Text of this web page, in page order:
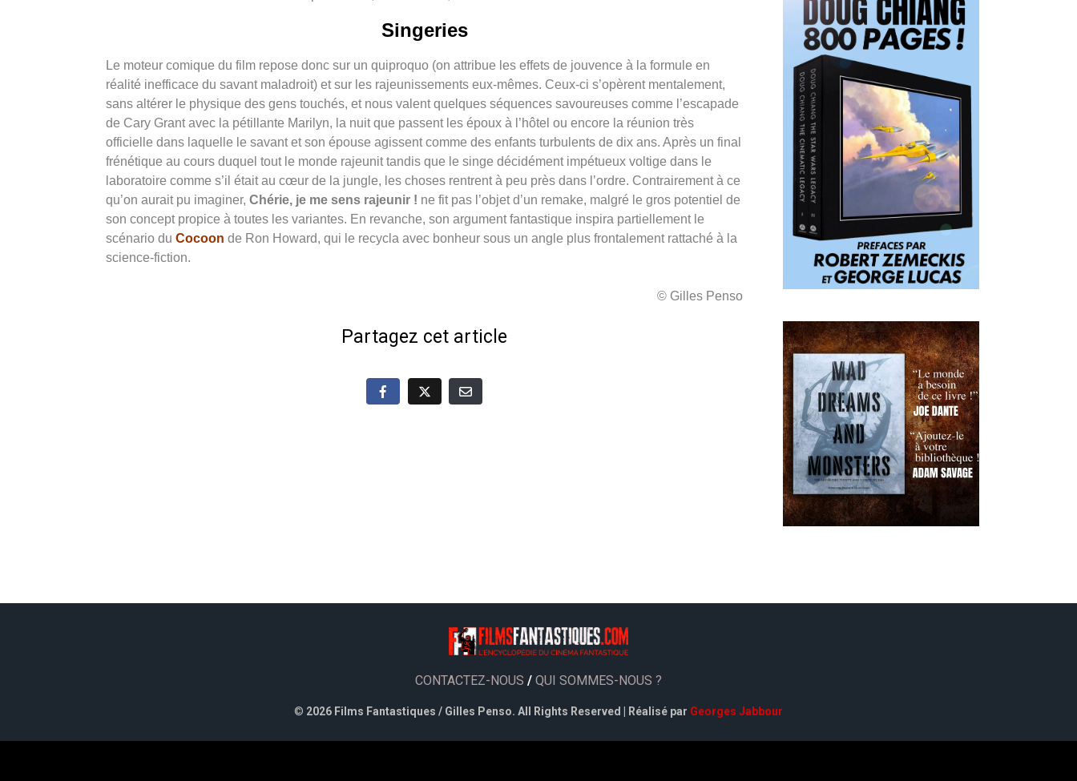
Singeries
Le moteur comique du film repose donc sur un quiproquo (on attribue les effets de jouvence à la formule en
réalité inefficace du savant maladroit) et sur les rajeunissements eux-mêmes. Ceux-ci s’opèrent mentalement,
sans altérer le physique des gens touchés, et nous valent quelques séquences savoureuses comme l’escapade
de Cary Grant avec la pétillante Marilyn, la nuit que passent les époux à l’hôtel ou encore la réunion très
officielle dans laquelle le savant et son épouse agissent comme des enfants turbulents de dix ans. Après un final
frénétique au cours duquel tout le monde rajeunit tandis que le singe décidément impétueux voltige dans le
laboratoire comme s’il était au cœur de la jungle, les choses rentrent à peu près dans l’ordre. Contrairement à ce
qu’on aurait pu imaginer, Chérie, je me sens rajeunir ! ne fit pas l’objet d’un remake, malgré le gros potentiel de
son concept propice à toutes les variantes. En revanche, son argument fantastique inspira partiellement le
scénario du Cocoon de Ron Howard, qui le recycla avec bonheur sous un angle plus frontalement rattaché à la
science-fiction.
© Gilles Penso
Partagez cet article
CONTACTEZ-NOUS / QUI SOMMES-NOUS ?
© 2026 Films Fantastiques / Gilles Penso. All Rights Reserved | Réalisé par Georges Jabbour